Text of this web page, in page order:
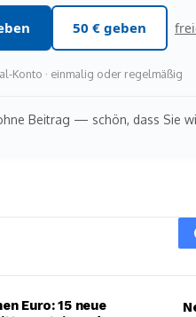
50 € geben
Konto · einmalig oder regelmäßig
Beitrag — schön, dass Sie
Euro: 15 neue